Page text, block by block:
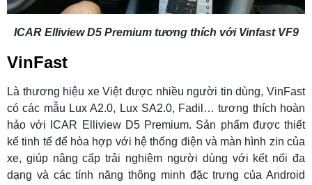
ICAR Elliview D5 Premium tương thích với Vinfast VF9
VinFast
Là thương hiệu xe Việt được nhiều người tin dùng, VinFast
có các mẫu Lux A2.0, Lux SA2.0, Fadil… tương thích hoàn
hảo với ICAR Elliview D5 Premium. Sản phẩm được thiết
kế tinh tế để hòa hợp với hệ thống điện và màn hình zin của
xe, giúp nâng cấp trải nghiệm người dùng với kết nối đa
dạng và các tính năng thông minh đặc trưng của Android